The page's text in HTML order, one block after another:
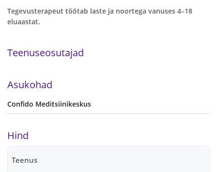
Tegevusterapeut töötab laste ja noortega vanuses 4–18
eluaastat.
Teenuseosutajad
Asukohad
Confido Meditsiinikeskus
Hind
Teenus